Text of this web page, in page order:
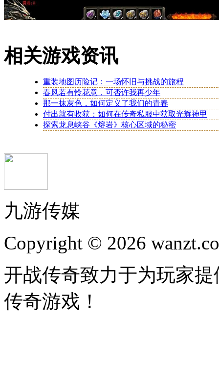
相关游戏资讯
重装地图历险记：一场怀旧与挑战的旅程
春风若有怜花意，可否许我再少年
那一抹灰色，如何定义了我们的青春
付出就有收获：如何在传奇私服中获取光辉神甲
探索龙息峡谷《熔岩》核心区域的秘密
九游传媒
Copyright © 2026
开战传奇致力于为玩家
传奇游戏！